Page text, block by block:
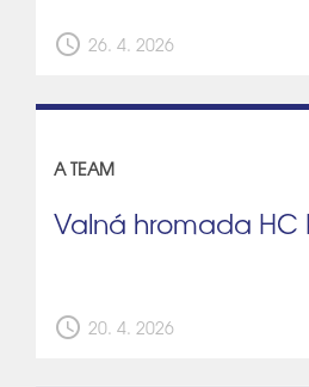
schedule 26. 4. 2026
A TEAM
Valná hromada HC
schedule 20. 4. 2026